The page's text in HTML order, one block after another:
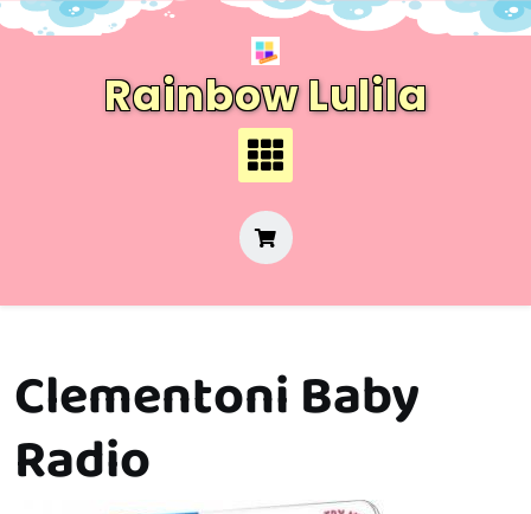
Skip
Rainbow Lulila
Clementoni Baby
Radio